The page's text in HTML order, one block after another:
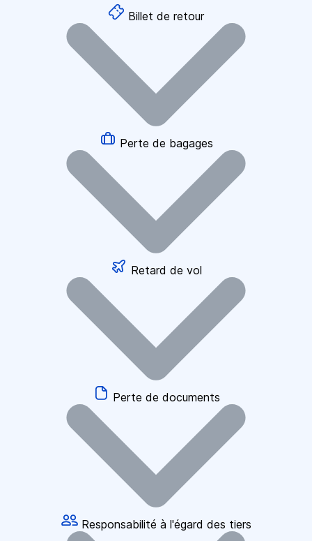
Billet de retour
Perte de bagages
Retard de vol
Perte de documents
Responsabilité à l'égard des tiers